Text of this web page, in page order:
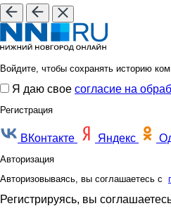
Войдите, чтобы сохранять историю
Я даю свое согласие на
Регистрация
ВКонтакте Яндекс
Авторизация
Авторизовываясь, вы соглашаетесь с
Регистрируясь, вы